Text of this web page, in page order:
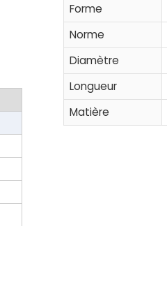
Forme
Norme
Diamètre
Longueur
Matière